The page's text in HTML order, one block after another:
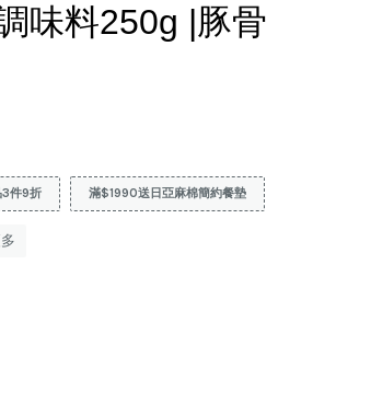
味料250g |豚骨
3件9折 滿$1990送日亞麻棉簡約餐墊